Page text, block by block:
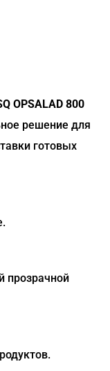
OPSALAD 800
решение для
готовых
прозрачной